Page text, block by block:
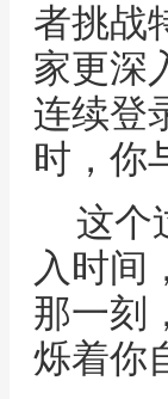
者挑战
家更深
连续登
时，你
这个
入时间
那一刻
烁着你